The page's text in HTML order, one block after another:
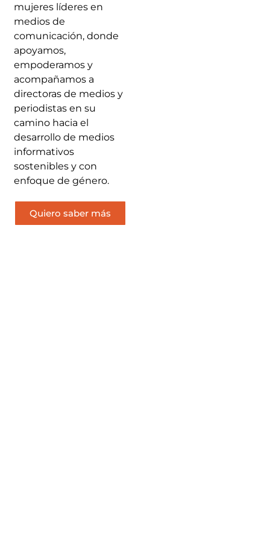
mujeres líderes en
medios de
comunicación, donde
apoyamos,
empoderamos y
acompañamos a
directoras de medios y
periodistas en su
camino hacia el
desarrollo de medios
informativos
sostenibles y con
enfoque de género.
Quiero saber más